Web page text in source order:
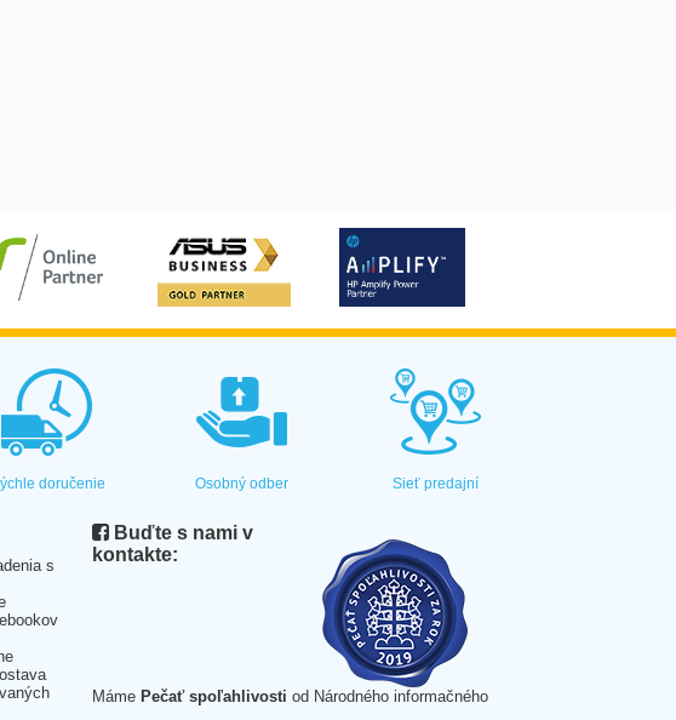
doručenie Osobný odber Sieť predajní
s
Buďte s nami v
kontakte:
Máme Pečať spoľahlivosti od Národného informačného